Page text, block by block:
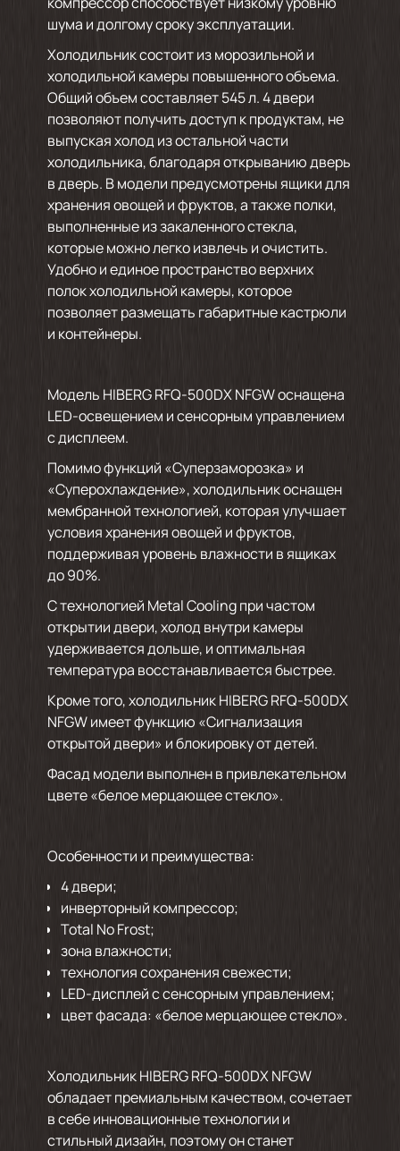
шума и долгому сроку эксплуатации.
Холодильник состоит из морозильной и
холодильной камеры повышенного объема.
Общий объем составляет 545 л. 4 двери
позволяют получить доступ к продуктам, не
выпуская холод из остальной части
холодильника, благодаря открыванию дверь
в дверь. В модели предусмотрены ящики для
хранения овощей и фруктов, а также полки,
выполненные из закаленного стекла,
которые можно легко извлечь и очистить.
Удобно и единое пространство верхних
полок холодильной камеры, которое
позволяет размещать габаритные кастрюли
и контейнеры.
Модель HIBERG RFQ-500DX NFGW оснащена
LED-освещением и сенсорным управлением
с дисплеем.
Помимо функций «Суперзаморозка» и
«Суперохлаждение», холодильник оснащен
мембранной технологией, которая улучшает
условия хранения овощей и фруктов,
поддерживая уровень влажности в ящиках
до 90%.
С технологией Metal Cooling при частом
открытии двери, холод внутри камеры
удерживается дольше, и оптимальная
температура восстанавливается быстрее.
Кроме того, холодильник HIBERG RFQ-500DX
NFGW имеет функцию «Сигнализация
открытой двери» и блокировку от детей.
Фасад модели выполнен в привлекательном
цвете «белое мерцающее стекло».
Особенности и преимущества:
4 двери;
инверторный компрессор;
Total No Frost;
зона влажности;
технология сохранения свежести;
LED-дисплей с сенсорным управлением;
цвет фасада: «белое мерцающее стекло».
Холодильник HIBERG RFQ-500DX NFGW
обладает премиальным качеством, сочетает
в себе инновационные технологии и
стильный дизайн, поэтому он станет